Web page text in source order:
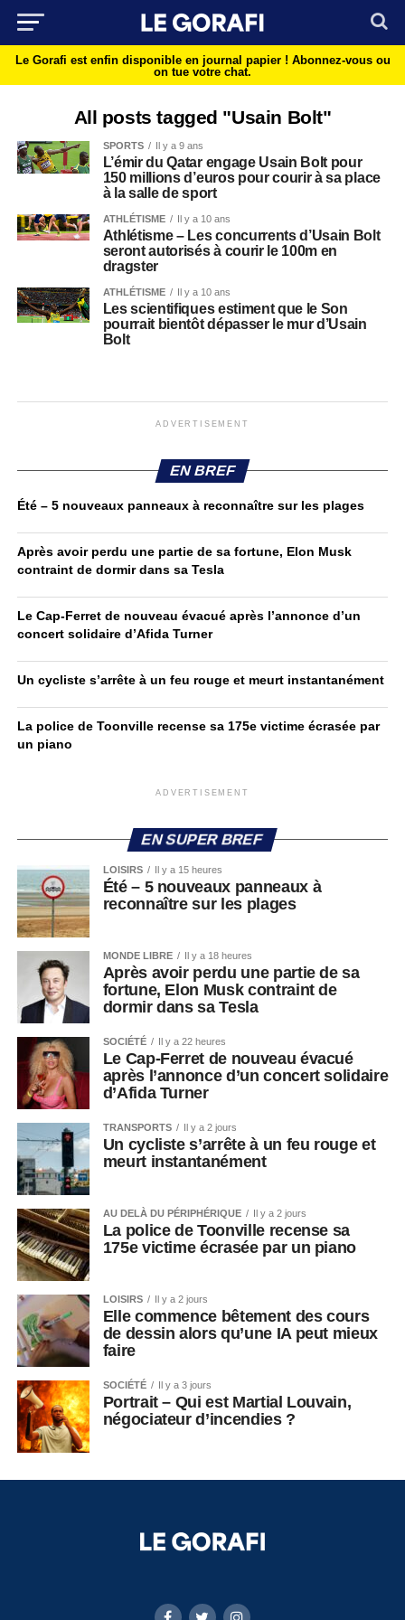
Le Gorafi est enfin disponible en journal papier ! Abonnez-vous ou
on tue votre chat.
All posts tagged "Usain Bolt"
SPORTS Il y a 9 ans
L’émir du Qatar engage Usain Bolt pour
150 millions d’euros pour courir à sa place
à la salle de sport
ATHLÉTISME Il y a 10 ans
Athlétisme – Les concurrents d’Usain Bolt
seront autorisés à courir le 100m en
dragster
ATHLÉTISME Il y a 10 ans
Les scientifiques estiment que le Son
pourrait bientôt dépasser le mur d’Usain
Bolt
ADVERTISEMENT
EN BREF
Été – 5 nouveaux panneaux à reconnaître sur les plages
Après avoir perdu une partie de sa fortune, Elon Musk
contraint de dormir dans sa Tesla
Le Cap-Ferret de nouveau évacué après l’annonce d’un
concert solidaire d’Afida Turner
Un cycliste s’arrête à un feu rouge et meurt instantanément
La police de Toonville recense sa 175e victime écrasée par
un piano
ADVERTISEMENT
EN SUPER BREF
LOISIRS Il y a 15 heures
Été – 5 nouveaux panneaux à
reconnaître sur les plages
MONDE LIBRE Il y a 18 heures
Après avoir perdu une partie de sa
fortune, Elon Musk contraint de
dormir dans sa Tesla
SOCIÉTÉ Il y a 22 heures
Le Cap-Ferret de nouveau évacué
après l’annonce d’un concert solidaire
d’Afida Turner
TRANSPORTS Il y a 2 jours
Un cycliste s’arrête à un feu rouge et
meurt instantanément
AU DELÀ DU PÉRIPHÉRIQUE Il y a 2 jours
La police de Toonville recense sa
175e victime écrasée par un piano
LOISIRS Il y a 2 jours
Elle commence bêtement des cours
de dessin alors qu’une IA peut mieux
faire
SOCIÉTÉ Il y a 3 jours
Portrait – Qui est Martial Louvain,
négociateur d’incendies ?